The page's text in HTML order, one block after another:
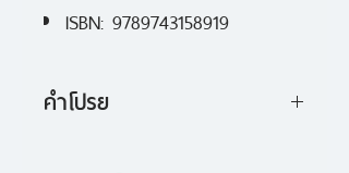
ISBN: 9789743158919
คำโปรย